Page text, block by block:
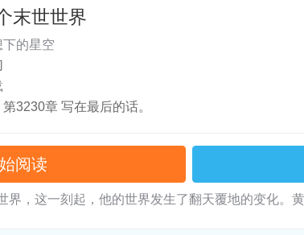
末世世界
的星空
第3230章 写在最后的话。
阅读
界，这一刻起，他的世界发生了翻天覆地的变化